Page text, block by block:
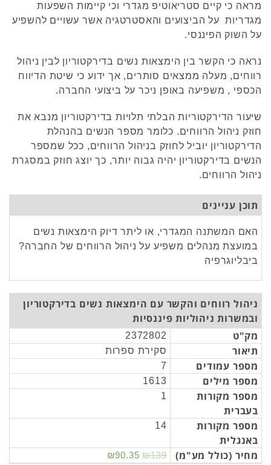
מראה כי קיים סטריאוטיפ מגדרי וכי קיימות השפעות
מגדריות על הביצועים והאסטרטגיה אשר עשויים להשפיע
על השוק הפיננסי.
נראה כי הקשר בין הימצאות נשים בדירקטוריון לבין ניהול
רווחים, מעלה ממצאים סותרים, אך ידוע כי שיטת הדיווח
הכספי , משפיעה באופן ניכר על ביצועי החברה.
שיעור הדירקטוריות הבלתי תלויות בדירקטוריון מנבא את
חוזק ניהול הרווחים. כלומר מספר הנשים בהנהלת
הדירקטוריון יוביל לחוזק בניהול הרווחים, ככל שמספר
הנשים בדירקטוריון יהיה גבוה יותר, כך יוצג חוזק במסגרת
ניהול הרווחים.
תוכן עניינים
האם המשתנה המגדרי, או ליתר דיוק הימצאות נשים
במועצת מנהלים משפיע על ניהול הרווחים של החברה?
ביבליוגרפיה
ניהול רווחים והקשר עם הימצאות נשים בדירקטוריון
ובמשרות ניהוליות פיננסיות
מק"ט
2372802
תיאור סקירת ספרות
מספר עמודים 7
מספר מילים 1613
מספר מקורות
בעברית
1
מספר מקורות
באנגלית
14
מחיר (כולל מע"מ) ₪90.35 ₪139